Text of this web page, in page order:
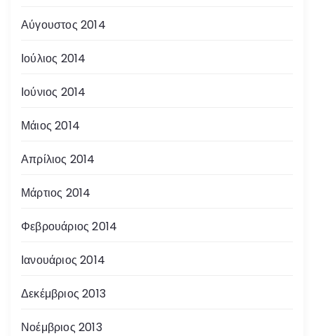
Αύγουστος 2014
Ιούλιος 2014
Ιούνιος 2014
Μάιος 2014
Απρίλιος 2014
Μάρτιος 2014
Φεβρουάριος 2014
Ιανουάριος 2014
Δεκέμβριος 2013
Νοέμβριος 2013